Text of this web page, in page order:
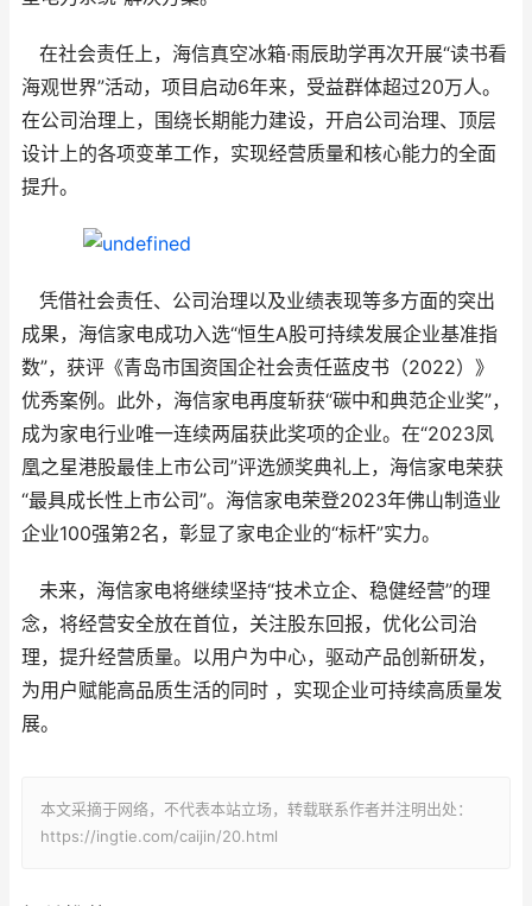
在社会责任上，海信真空冰箱·雨辰助学再次开展“读书看
海观世界”活动，项目启动6年来，受益群体超过20万人。
在公司治理上，围绕长期能力建设，开启公司治理、顶层
设计上的各项变革工作，实现经营质量和核心能力的全面
提升。
凭借社会责任、公司治理以及业绩表现等多方面的突出
成果，海信家电成功入选“恒生A股可持续发展企业基准指
数”，获评《青岛市国资国企社会责任蓝皮书（2022）》
优秀案例。此外，海信家电再度斩获“碳中和典范企业奖”，
成为家电行业唯一连续两届获此奖项的企业。在“2023凤
凰之星港股最佳上市公司”评选颁奖典礼上，海信家电荣获
“最具成长性上市公司”。海信家电荣登2023年佛山制造业
企业100强第2名，彰显了家电企业的“标杆”实力。
未来，海信家电将继续坚持“技术立企、稳健经营”的理
念，将经营安全放在首位，关注股东回报，优化公司治
理，提升经营质量。以用户为中心，驱动产品创新研发，
为用户赋能高品质生活的同时 ，实现企业可持续高质量发
展。
本文采摘于网络，不代表本站立场，转载联系作者并注明出处：
https://ingtie.com/caijin/20.html